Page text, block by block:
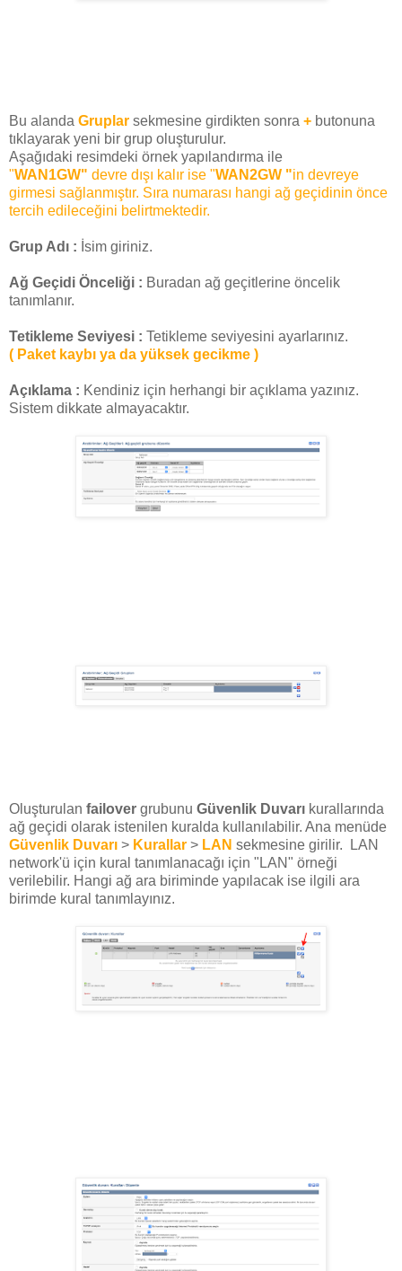
Bu alanda Gruplar sekmesine girdikten sonra + butonuna
tıklayarak yeni bir grup oluşturulur.
Aşağıdaki resimdeki örnek yapılandırma ile
"WAN1GW" devre dışı kalır ise "WAN2GW "in devreye
girmesi sağlanmıştır. Sıra numarası hangi ağ geçidinin önce
tercih edileceğini belirtmektedir.
Grup Adı : İsim giriniz.
Ağ Geçidi Önceliği : Buradan ağ geçitlerine öncelik
tanımlanır.
Tetikleme Seviyesi : Tetikleme seviyesini ayarlarınız.
( Paket kaybı ya da yüksek gecikme )
Açıklama : Kendiniz için herhangi bir açıklama yazınız.
Sistem dikkate almayacaktır.
Oluşturulan failover grubunu Güvenlik Duvarı kurallarında
ağ geçidi olarak istenilen kuralda kullanılabilir. Ana menüde
Güvenlik Duvarı > Kurallar > LAN sekmesine girilir. LAN
network'ü için kural tanımlanacağı için "LAN" örneği
verilebilir. Hangi ağ ara biriminde yapılacak ise ilgili ara
birimde kural tanımlayınız.